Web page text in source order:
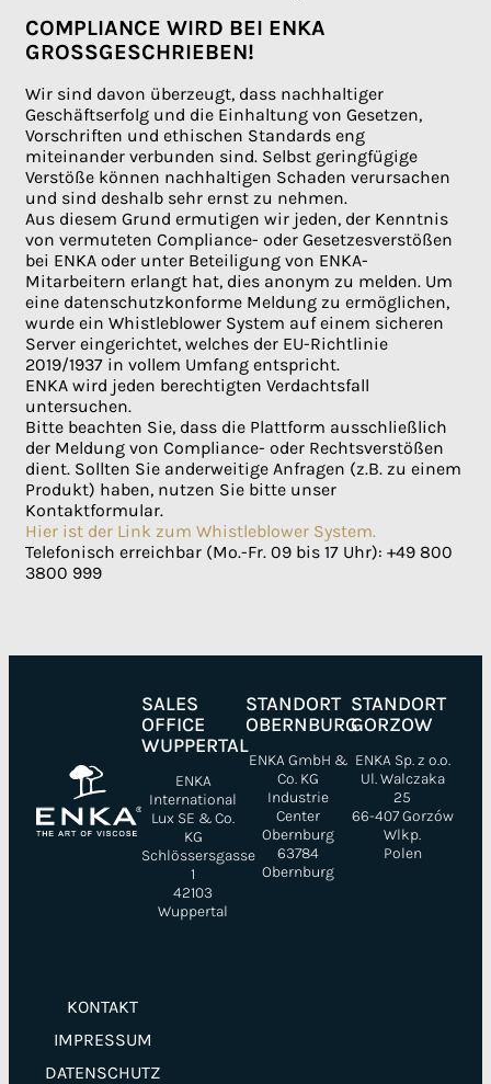
COMPLIANCE WIRD BEI ENKA
GROSSGESCHRIEBEN!
Wir sind davon überzeugt, dass nachhaltiger
Geschäftserfolg und die Einhaltung von Gesetzen,
Vorschriften und ethischen Standards eng
miteinander verbunden sind. Selbst geringfügige
Verstöße können nachhaltigen Schaden verursachen
und sind deshalb sehr ernst zu nehmen.
Aus diesem Grund ermutigen wir jeden, der Kenntnis
von vermuteten Compliance- oder Gesetzesverstößen
bei ENKA oder unter Beteiligung von ENKA-
Mitarbeitern erlangt hat, dies anonym zu melden. Um
eine datenschutzkonforme Meldung zu ermöglichen,
wurde ein Whistleblower System auf einem sicheren
Server eingerichtet, welches der EU-Richtlinie
2019/1937 in vollem Umfang entspricht.
ENKA wird jeden berechtigten Verdachtsfall
untersuchen.
Bitte beachten Sie, dass die Plattform ausschließlich
der Meldung von Compliance- oder Rechtsverstößen
dient. Sollten Sie anderweitige Anfragen (z.B. zu einem
Produkt) haben, nutzen Sie bitte unser
Kontaktformular.
Hier ist der Link zum Whistleblower System.
Telefonisch erreichbar (Mo.-Fr. 09 bis 17 Uhr): +49 800
3800 999
SALES
OFFICE
WUPPERTAL
ENKA
International
Lux SE & Co.
KG
Schlössersgasse
1
42103
Wuppertal
STANDORT
OBERNBURG
ENKA GmbH &
Co. KG
Industrie
Center
Obernburg
63784
Obernburg
STANDORT
GORZOW
ENKA Sp. z o.o.
Ul. Walczaka
25
66-407 Gorzów
Wlkp.
Polen
KONTAKT
IMPRESSUM
DATENSCHUTZ